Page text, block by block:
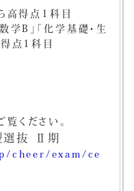
高得点1科目
B」「化学基礎・生
得点1科目
ください。
選抜 Ⅱ期
cheer/exam/ce